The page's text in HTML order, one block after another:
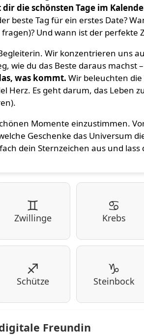
die schönsten Tage im
beste Tag für ein erstes Date?
Und wann ist der perfekte
Wir konzentrieren uns
wie du das Beste daraus machst
was kommt. Wir beleuchten
Herz. Es geht darum, das Leben
Momente einzustimmen.
Geschenke das Universum
dein Sternzeichen aus und
♊
Zwillinge
♋
Krebs
♐
Schütze
♑
Steinbock
Freundin